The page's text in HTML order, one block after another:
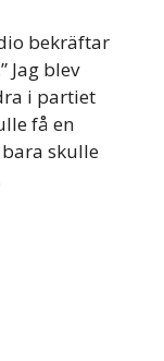
bekräftar
Jag blev
i partiet
få en
skulle